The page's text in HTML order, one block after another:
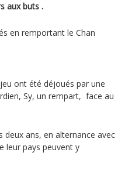
aux buts .
en remportant le Chan
ont été déjoués par une
Sy, un rempart, face au
ans, en alternance avec
leur pays peuvent y